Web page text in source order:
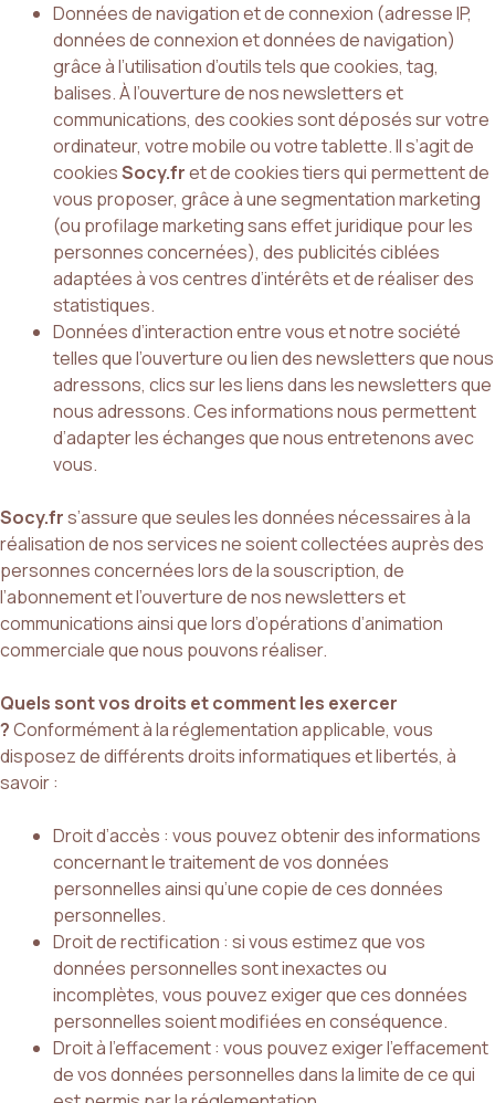
Données de navigation et de connexion (adresse IP,
données de connexion et données de navigation)
grâce à l’utilisation d’outils tels que cookies, tag,
balises. À l’ouverture de nos newsletters et
communications, des cookies sont déposés sur votre
ordinateur, votre mobile ou votre tablette. Il s’agit de
cookiesSocy.fret de cookies tiers qui permettent de
vous proposer, grâce à une segmentation marketing
(ou profilage marketing sans effet juridique pour les
personnes concernées), des publicités ciblées
adaptées à vos centres d’intérêts et de réaliser des
statistiques.
Données d’interaction entre vous et notre société
telles que l’ouverture ou lien des newsletters que nous
adressons, clics sur les liens dans les newsletters que
nous adressons. Ces informations nous permettent
d’adapter les échanges que nous entretenons avec
vous.
Socy.frs’assure que seules les données nécessaires à la
réalisation de nos services ne soient collectées auprès des
personnes concernées lors de la souscription, de
l’abonnement et l’ouverture de nos newsletters et
communications ainsi que lors d’opérations d’animation
commerciale que nous pouvons réaliser.
Quels sont vos droits et comment les exercer
?Conformément à la réglementation applicable, vous
disposez de différents droits informatiques et libertés, à
savoir :
Droit d’accès : vous pouvez obtenir des informations
concernant le traitement de vos données
personnelles ainsi qu’une copie de ces données
personnelles.
Droit de rectification : si vous estimez que vos
données personnelles sont inexactes ou
incomplètes, vous pouvez exiger que ces données
personnelles soient modifiées en conséquence.
Droit à l’effacement : vous pouvez exiger l’effacement
de vos données personnelles dans la limite de ce qui